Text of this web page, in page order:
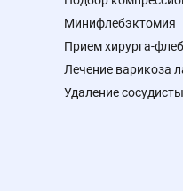
Минифлебэктомия
Прием хирурга-
Лечение варикоза
Удаление